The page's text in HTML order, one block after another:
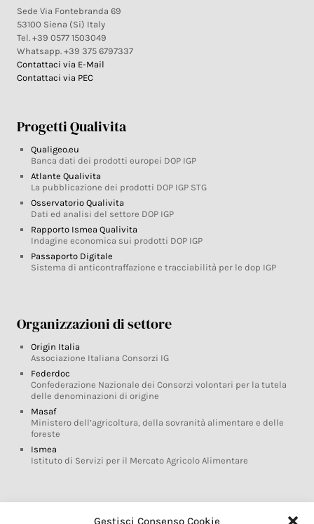
Gestisci Consenso Cookie
Sede Via Fontebranda 69
53100 Siena (Si) Italy
Tel. +39 0577 1503049
Whatsapp. +39 375 6797337
Contattaci via E-Mail
Contattaci via PEC
Progetti Qualivita
Qualigeo.eu
Banca dati dei prodotti europei DOP IGP
Atlante Qualivita
La pubblicazione dei prodotti DOP IGP STG
Osservatorio Qualivita
Dati ed analisi del settore DOP IGP
Rapporto Ismea Qualivita
Indagine economica sui prodotti DOP IGP
Passaporto Digitale
Sistema di anticontraffazione e tracciabilità per le dop IGP
Organizzazioni di settore
Origin Italia
Associazione Italiana Consorzi IG
Federdoc
Confederazione Nazionale dei Consorzi volontari per la tutela
delle denominazioni di origine
Masaf
Ministero dell’agricoltura, della sovranità alimentare e delle
foreste
Ismea
Istituto di Servizi per il Mercato Agricolo Alimentare
Glossario DOP IGP